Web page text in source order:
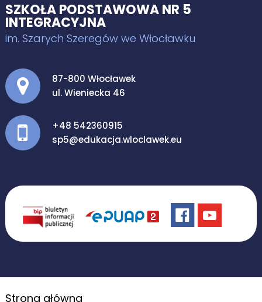
SZKOŁA PODSTAWOWA NR 5
INTEGRACYJNA
im. Szarych Szeregów we Włocławku
Adres pocztowy:
87-800 Włocławek
ul. Wieniecka 46
+48 542360915
sp5@edukacja.wloclawek.eu
Strona główna